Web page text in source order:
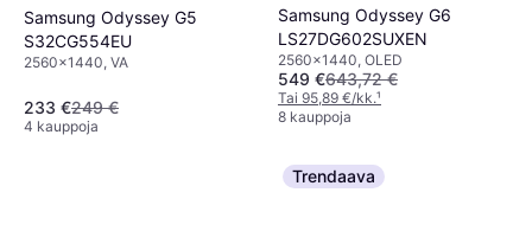
Samsung Odyssey G5
S32CG554EU
2560x1440, VA
233 €249 €
4 kauppoja
Samsung Odyssey G6
LS27DG602SUXEN
2560x1440, OLED
549 €643,72 €
Tai 95,89 €/kk.¹
8 kauppoja
Trendaava